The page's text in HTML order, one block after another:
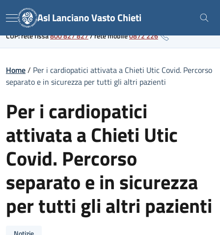
to
content
Link al portale sanitario regionale
Menu Asl Lanciano Vasto Chieti
CUP: rete fissa800 827 827/rete mobile0872 226
Home/ Per i cardiopatici attivata a Chieti Utic Covid. Percorso
separato e in sicurezza per tutti gli altri pazienti
Per i cardiopatici
attivata a Chieti Utic
Covid. Percorso
separato e in sicurezza
per tutti gli altri pazienti